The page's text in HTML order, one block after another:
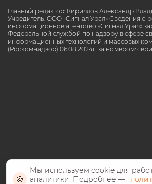
Главный редактор: Кириллов Александр
Учредитель: ООО «Сигнал Урал» Сведения о
информационное агентство «Сигнал Урал»
Федеральной службой по надзору в сфере
информационных технологий и массовых
(Роскомнадзор) 06.08.2024г. за номером:
🍪
Мы используем cookie для
аналитики. Подробнее —